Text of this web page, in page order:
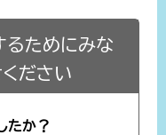
るためにみな
ださい
たか？